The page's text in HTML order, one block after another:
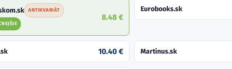
ANTIKVARIÁT
8.48 €
Eurobooks.sk
10.40 € Martinus.sk